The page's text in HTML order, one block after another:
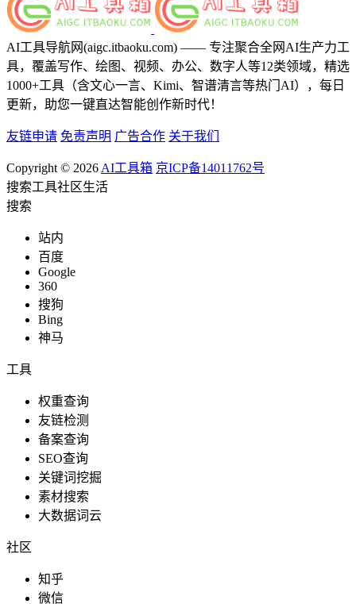
AI工具导航网(aigc.itbaoku.com) —— 专注聚合全网AI生产力工
具，覆盖写作、绘图、视频、办公、数字人等12类领域，精选
1000+工具（含文心一言、Kimi、智谱清言等热门AI），每日
更新，助您一键直达智能创作新时代！
友链申请 免责声明 广告合作 关于我们
Copyright © 2026 AI工具箱 京ICP备14011762号
搜索工具社区生活
搜索
站内
百度
Google
360
搜狗
Bing
神马
工具
权重查询
友链检测
备案查询
SEO查询
关键词挖掘
素材搜索
大数据词云
社区
知乎
微信